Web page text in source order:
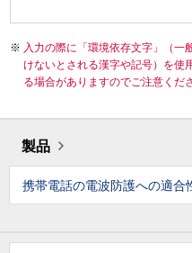
入力の際に「環境依存文字」（一
けないとされる漢字や記号）を使
る場合がありますのでご注意くだ
製品
携帯電話の電波防護への適合